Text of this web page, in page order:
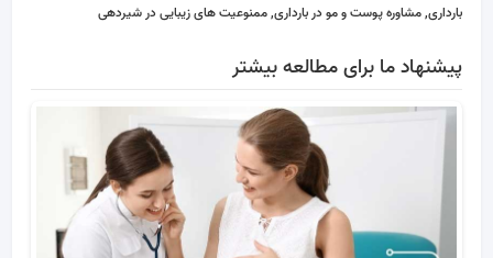
بارداری,مشاوره پوست و مو در بارداری,ممنوعیت های زیبایی در شیردهی
پیشنهاد ما برای مطالعه بیشتر